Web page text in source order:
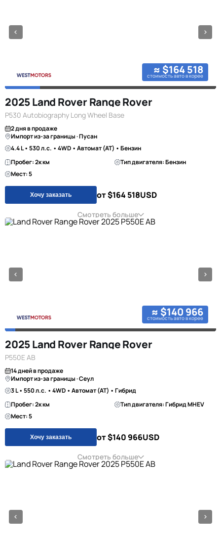
≈ $164 518
стоимость авто в корее
2025 Land Rover Range Rover
P530 Autobiography Long Wheel Base
2 дня в продаже
Импорт из-за границы · Пусан
4.4 L • 530 л.с. • 4WD • Автомат (AT) • Бензин
Пробег: 2к км
Тип двигателя: Бензин
Мест: 5
Хочу заказать от $164 518USD
Смотреть больше
≈ $140 966
стоимость авто в корее
2025 Land Rover Range Rover
P550E AB
14 дней в продаже
Импорт из-за границы · Сеул
3 L • 550 л.с. • 4WD • Автомат (AT) • Гибрид
Пробег: 2к км
Тип двигателя: Гибрид MHEV
Мест: 5
Хочу заказать от $140 966USD
Смотреть больше